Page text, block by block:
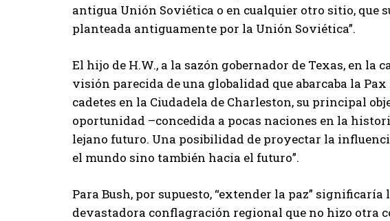
antigua Unión Soviética o en cualquier otro sitio, que
planteada antiguamente por la Unión Soviética”.
El hijo de H.W., a la sazón gobernador de Texas, en la
visión parecida de una globalidad que abarcaba la
cadetes en la Ciudadela de Charleston, su principal
oportunidad –concedida a pocas naciones en la
lejano futuro. Una posibilidad de proyectar la
el mundo sino también hacia el futuro”.
Para Bush, por supuesto, “extender la paz”
devastadora conflagración regional que no hizo otra